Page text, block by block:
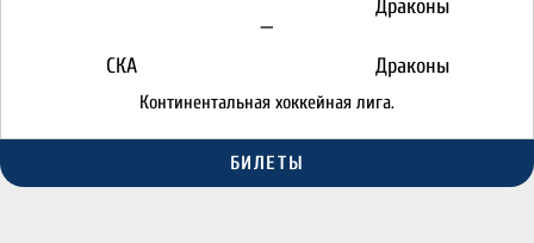
СКА
—
Драконы
Континентальная хоккейная лига.
БИЛЕТЫ